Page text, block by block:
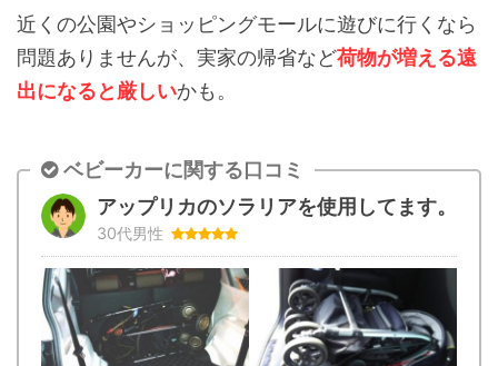
近くの公園やショッピングモールに遊びに行くなら
問題ありませんが、実家の帰省など荷物が増える遠
出になると厳しいかも。
ベビーカーに関する口コミ
アップリカのソラリアを使用してます。
30代男性